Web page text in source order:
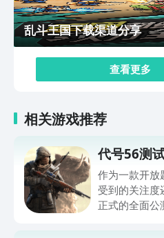
乱斗王国下载渠道分享
查看更多
相关游戏推荐
代号56测
作为一款开放
受到的关注度
正式的全面公